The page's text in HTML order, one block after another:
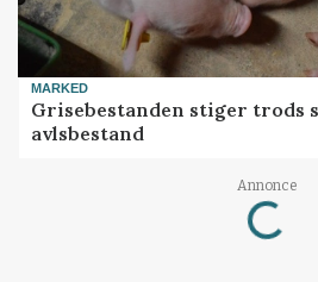
MARKED
Grisebestanden stiger trods
avlsbestand
Annonce
Loading...